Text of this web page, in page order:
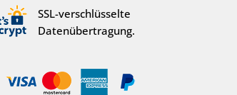
SSL-verschlüsselte
Datenübertragung.